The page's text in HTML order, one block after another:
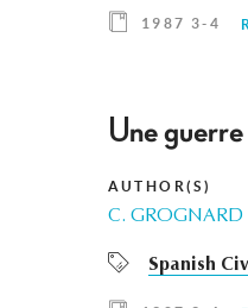
1987 3-4
Une
AUTHOR(S)
C. GROGNARD
Spanish